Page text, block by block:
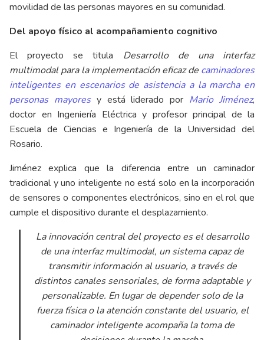
movilidad de las personas mayores en su comunidad.
Del apoyo físico al acompañamiento cognitivo
El proyecto se titula Desarrollo de una interfaz
multimodal para la implementación eficaz de caminadores
inteligentes en escenarios de asistencia a la marcha en
personas mayores y está liderado por Mario Jiménez,
doctor en Ingeniería Eléctrica y profesor principal de la
Escuela de Ciencias e Ingeniería de la Universidad del
Rosario.
Jiménez explica que la diferencia entre un caminador
tradicional y uno inteligente no está solo en la incorporación
de sensores o componentes electrónicos, sino en el rol que
cumple el dispositivo durante el desplazamiento.
La innovación central del proyecto es el desarrollo
de una interfaz multimodal, un sistema capaz de
transmitir información al usuario, a través de
distintos canales sensoriales, de forma adaptable y
personalizable. En lugar de depender solo de la
fuerza física o la atención constante del usuario, el
caminador inteligente acompaña la toma de